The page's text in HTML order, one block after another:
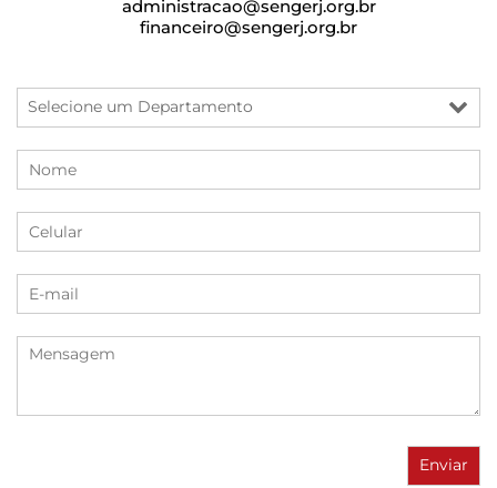
administracao@sengerj.org.br
financeiro@sengerj.org.br